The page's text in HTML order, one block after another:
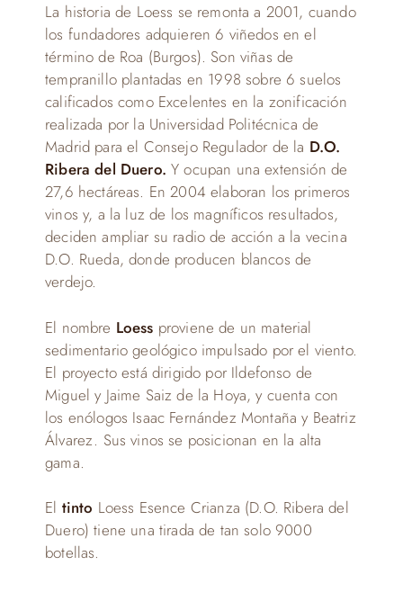
La historia de Loess se remonta a 2001, cuando
los fundadores adquieren 6 viñedos en el
término de Roa (Burgos). Son viñas de
tempranillo plantadas en 1998 sobre 6 suelos
calificados como Excelentes en la zonificación
realizada por la Universidad Politécnica de
Madrid para el Consejo Regulador de la D.O.
Ribera del Duero. Y ocupan una extensión de
27,6 hectáreas. En 2004 elaboran los primeros
vinos y, a la luz de los magníficos resultados,
deciden ampliar su radio de acción a la vecina
D.O. Rueda, donde producen blancos de
verdejo.
El nombre Loess proviene de un material
sedimentario geológico impulsado por el viento.
El proyecto está dirigido por Ildefonso de
Miguel y Jaime Saiz de la Hoya, y cuenta con
los enólogos Isaac Fernández Montaña y Beatriz
Álvarez. Sus vinos se posicionan en la alta
gama.
El tinto Loess Esence Crianza (D.O. Ribera del
Duero) tiene una tirada de tan solo 9000
botellas.